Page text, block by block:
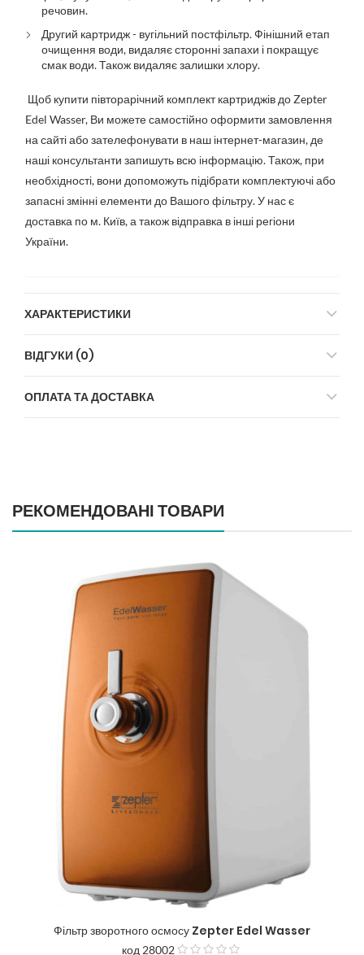
речовин.
Другий картридж - вугільний постфільтр. Фінішний етап
очищення води, видаляє сторонні запахи і покращує
смак води. Також видаляє залишки хлору.
Щоб купити півторарічний комплект картриджів до Zepter
Edel Wasser, Ви можете самостійно оформити замовлення
на сайті або зателефонувати в наш інтернет-магазин, де
наші консультанти запишуть всю інформацію. Також, при
необхідності, вони допоможуть підібрати комплектуючі або
запасні змінні елементи до Вашого фільтру. У нас є
доставка по м. Київ, а також відправка в інші регіони
України.
ХАРАКТЕРИСТИКИ
ВІДГУКИ (0)
ОПЛАТА ТА ДОСТАВКА
РЕКОМЕНДОВАНІ ТОВАРИ
Фільтр зворотного осмосу Zepter Edel Wasser
код 28002